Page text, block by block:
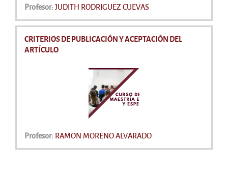
Profesor: JUDITH RODRIGUEZ CUEVAS
CRITERIOS DE PUBLICACIÓN Y ACEPTACIÓN DEL
ARTÍCULO
Profesor: RAMON MORENO ALVARADO